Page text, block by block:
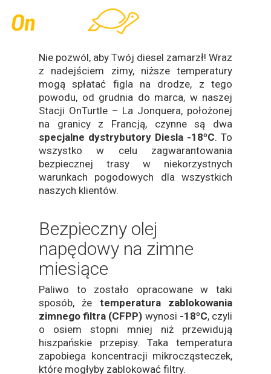
main
Nie pozwól, aby Twój diesel zamarzł! Wraz
z nadejściem zimy, niższe temperatury
mogą spłatać figla na drodze, z tego
powodu, od grudnia do marca, w naszej
Stacji OnTurtle – La Jonquera, położonej
na granicy z Francją, czynne są dwa
specjalne dystrybutory Diesla -18ºC. To
wszystko w celu zagwarantowania
bezpiecznej trasy w niekorzystnych
warunkach pogodowych dla wszystkich
naszych klientów.
Bezpieczny olej
napędowy na zimne
miesiące
Paliwo to zostało opracowane w taki
sposób, że temperatura zablokowania
zimnego filtra (CFPP) wynosi -18ºC, czyli
o osiem stopni mniej niż przewidują
hiszpańskie przepisy. Taka temperatura
zapobiega koncentracji mikrocząsteczek,
które mogłyby zablokować filtry.